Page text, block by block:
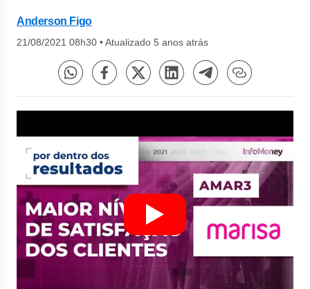
Anderson Figo
21/08/2021 08h30 •Atualizado 5 anos atrás